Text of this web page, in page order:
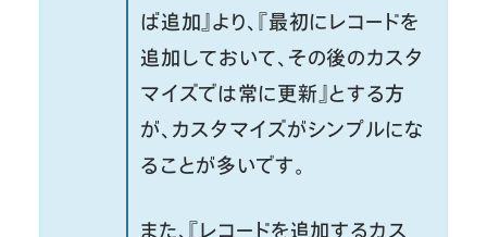
ば追加』より、『最初にレコードを
追加しておいて、その後のカスタ
マイズでは常に更新』とする方
が、カスタマイズがシンプルにな
ることが多いです。
また、『レコードを追加するカス